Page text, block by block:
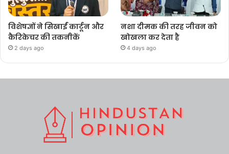
विशेषज्ञों ने सिखाईं कार्टून और
कैरिकेचर की तकनीकें
2 days ago
नशा दीमक की तरह जीवन को
खोखला कर देता है
4 days ago